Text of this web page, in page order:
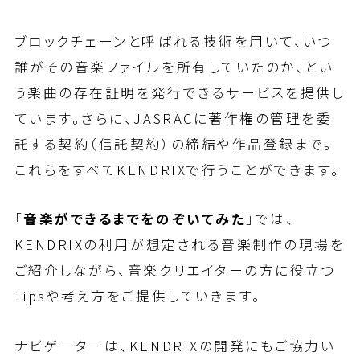
ブロックチェーンと呼ばれる技術を用いて、いつ
誰がその音楽ファイルを所有していたのか、とい
う楽曲の存在証明を発行できるサービスを提供し
ています。さらに、JASRACに著作権の管理を委
託する契約（信託契約）の締結や作品登録まで。
これらをすべてKENDRIXで行うことができます。
「音楽ができるまでをのぞいてみた 」では、
KENDRIXの利用が想定される音楽制作の現場を
ご紹介しながら、音楽クリエイターの方に役立つ
Tipsや考え方をご提供していきます。
ナビゲーターは、KENDRIXの開発にもご協力い